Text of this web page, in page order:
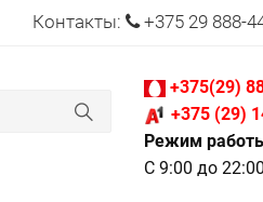
Контакты: +375 29 888-
+375(29)
+375 (29)
Режим
С 9:00 до